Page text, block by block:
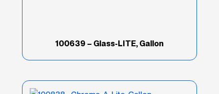
100639 – Glass-LITE, Gallon